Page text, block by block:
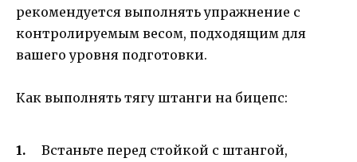
рекомендуется выполнять упражнение с
контролируемым весом, подходящим для
вашего уровня подготовки.
Как выполнять тягу штанги на бицепс:
Встаньте перед стойкой с штангой,